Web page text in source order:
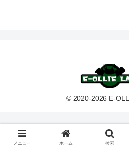
© 2020-2026 E-
メニュー ホーム 検索